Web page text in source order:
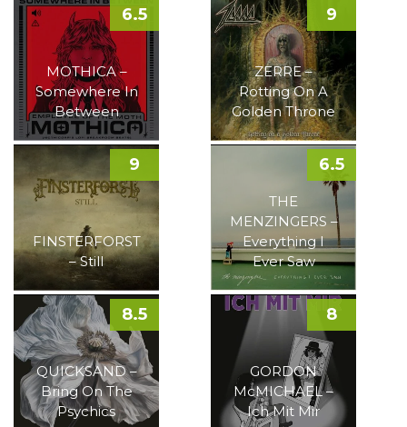
MOTHICA –
Somewhere In
Between
6.5
ZERRE –
Rotting On A
Golden Throne
9
FINSTERFORST
– Still
9
THE
MENZINGERS –
Everything I
Ever Saw
6.5
QUICKSAND –
Bring On The
Psychics
8.5
GORDON
McMICHAEL –
Ich Mit Mir
8